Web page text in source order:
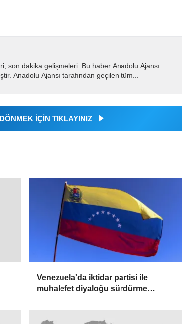
son dakika gelişmeleri. Bu haber Anadolu Ajansı
Anadolu Ajansı tarafından geçilen tüm...
İÇİN TIKLAYINIZ
Venezuela'da iktidar partisi ile
muhalefet diyaloğu sürdürme